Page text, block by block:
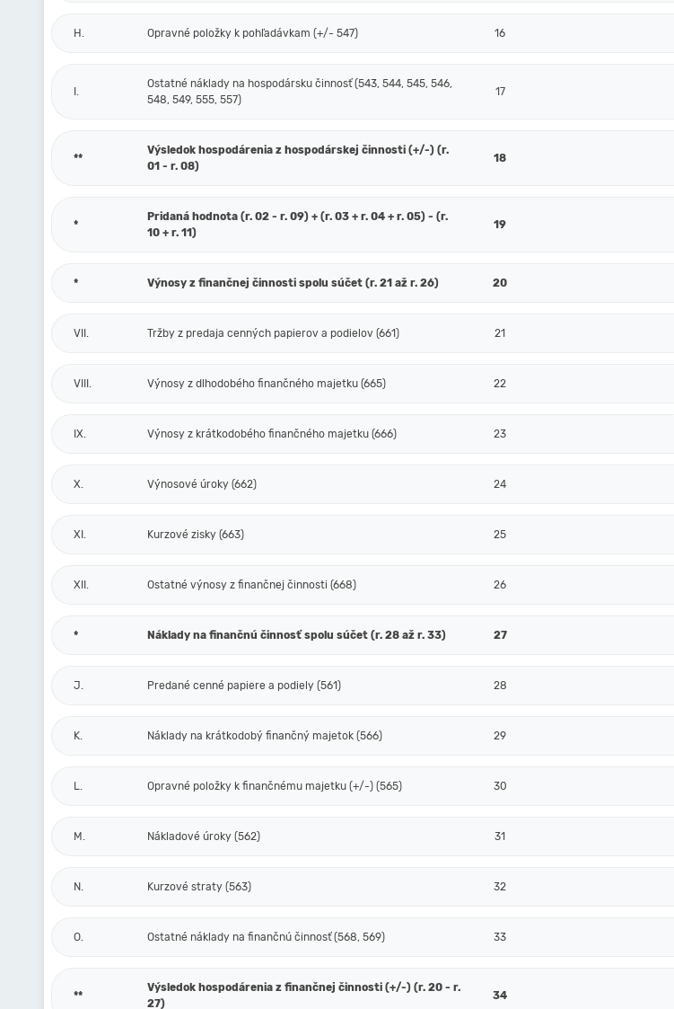
H. Opravné položky k pohľadávkam (+/- 547) 16
I.
Ostatné náklady na hospodársku činnosť (543, 544, 545, 546,
548, 549, 555, 557)
17
**
Výsledok hospodárenia z hospodárskej činnosti (+/-) (r.
01 - r. 08)
18
*
Pridaná hodnota (r. 02 - r. 09) + (r. 03 + r. 04 + r. 05) - (r.
10 + r. 11)
19
* Výnosy z finančnej činnosti spolu súčet (r. 21 až r. 26) 20
VII. Tržby z predaja cenných papierov a podielov (661) 21
VIII. Výnosy z dlhodobého finančného majetku (665) 22
IX. Výnosy z krátkodobého finančného majetku (666) 23
X. Výnosové úroky (662) 24
XI. Kurzové zisky (663) 25
XII. Ostatné výnosy z finančnej činnosti (668) 26
* Náklady na finančnú činnosť spolu súčet (r. 28 až r. 33) 27
J. Predané cenné papiere a podiely (561) 28
K. Náklady na krátkodobý finančný majetok (566) 29
L. Opravné položky k finančnému majetku (+/-) (565) 30
M. Nákladové úroky (562) 31
N. Kurzové straty (563) 32
O. Ostatné náklady na finančnú činnosť (568, 569) 33
**
Výsledok hospodárenia z finančnej činnosti (+/-) (r. 20 - r.
27)
34